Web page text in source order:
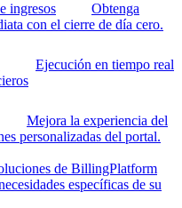
ingresos
Obtenga
con el cierre de día cero.
Ejecución en tiempo real
Mejora la experiencia del
personalizadas del portal.
de BillingPlatform
específicas de su